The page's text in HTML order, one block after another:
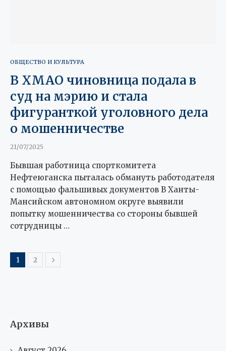
ОБЩЕСТВО И КУЛЬТУРА
В ХМАО чиновница подала в
суд на мэрию и стала
фигуранткой уголовного дела
о мошенничестве
21/07/2025
Бывшая работница спорткомитета
Нефтеюганска пыталась обмануть работодателя
с помощью фальшивых документов В Ханты-
Мансийском автономном округе выявили
попытку мошенничества со стороны бывшей
сотрудницы …
1 2
Архивы